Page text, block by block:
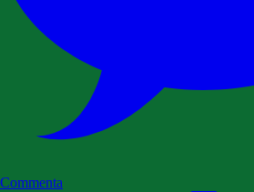
Commenta